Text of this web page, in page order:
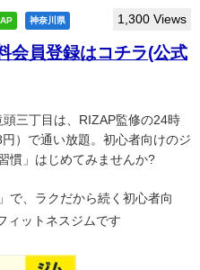
神奈川県 1,300 Views
会員登録はコチラ(公式
三丁目は、RIZAP監修の24時
）で通い放題。初心者向けのジ
慣」はじめてみませんか?
で、ラクだから続く初心者向
ィットネスジムです